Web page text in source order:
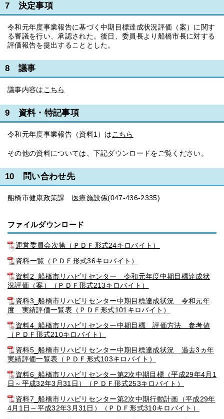
7 決定事項
令和元年度事業報告に基づく中期目標達成状況評価（案）に関す
る審議を行い、承認された。後日、委員長より船橋市長に対する
評価報告を提出することとした。
8 議事
議事内容は こちら
9 資料・特記事項
令和元年度事業報告（資料1）は こちら
その他の資料については、下記ダウンロードをご覧ください。
10 問い合わせ先
船橋市健康政策課 医療施設係(047-436-2335)
ファイルダウンロード
運営委員会次第（ＰＤＦ形式24キロバイト）
資料一覧（ＰＤＦ形式36キロバイト）
資料2_船橋市リハビリセンター 令和元年度中期目標達成状
況評価（案）（ＰＤＦ形式213キロバイト）
資料3_船橋市リハビリセンター中期目標達成状況 令和元年
度 実績評価一覧表（ＰＤＦ形式101キロバイト）
資料4_船橋市リハビリセンター中期目標 評価方法 参考値
（ＰＤＦ形式210キロバイト）
資料5_船橋市リハビリセンター中期目標達成状況 過去3ヵ年
実績評価一覧表（ＰＤＦ形式103キロバイト）
資料6_船橋市リハビリセンター第2次中期目標（平成29年4月1
日～平成32年3月31日）（ＰＤＦ形式253キロバイト）
資料7_船橋市リハビリセンター第2次中期行動計画（平成29年
4月1日～平成32年3月31日）（ＰＤＦ形式310キロバイト）